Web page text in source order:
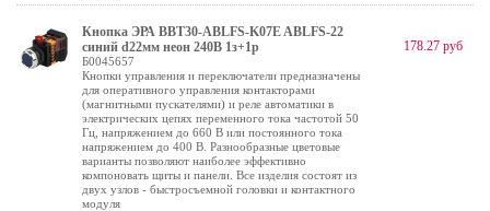
Кнопка ЭРА BBT30-ABLFS-K07E ABLFS-22
синий d22мм неон 240В 1з+1р
Б0045657
Кнопки управления и переключатели предназначены
для оперативного управления контакторами
(магнитными пускателями) и реле автоматики в
электрических цепях переменного тока частотой 50
Гц, напряжением до 660 В или постоянного тока
напряжением до 400 В. Разнообразные цветовые
варианты позволяют наиболее эффективно
компоновать щиты и панели. Все изделия состоят из
двух узлов - быстросъемной головки и контактного
модуля
178.27 руб